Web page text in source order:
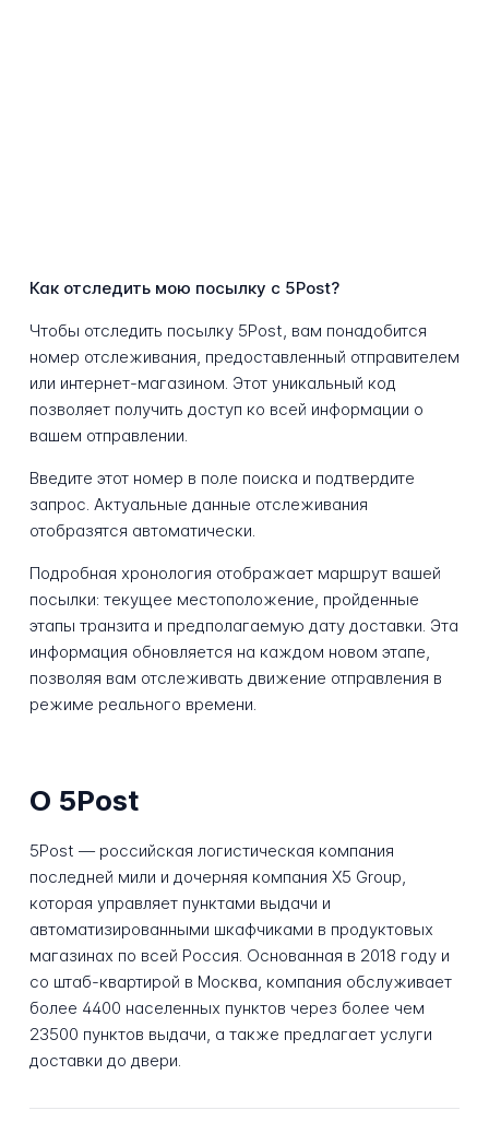
Как отследить мою посылку с 5Post?
Чтобы отследить посылку 5Post, вам понадобится
номер отслеживания, предоставленный отправителем
или интернет-магазином. Этот уникальный код
позволяет получить доступ ко всей информации о
вашем отправлении.
Введите этот номер в поле поиска и подтвердите
запрос. Актуальные данные отслеживания
отобразятся автоматически.
Подробная хронология отображает маршрут вашей
посылки: текущее местоположение, пройденные
этапы транзита и предполагаемую дату доставки. Эта
информация обновляется на каждом новом этапе,
позволяя вам отслеживать движение отправления в
режиме реального времени.
О 5Post
5Post — российская логистическая компания
последней мили и дочерняя компания X5 Group,
которая управляет пунктами выдачи и
автоматизированными шкафчиками в продуктовых
магазинах по всей Россия. Основанная в 2018 году и
со штаб-квартирой в Москва, компания обслуживает
более 4400 населенных пунктов через более чем
23500 пунктов выдачи, а также предлагает услуги
доставки до двери.